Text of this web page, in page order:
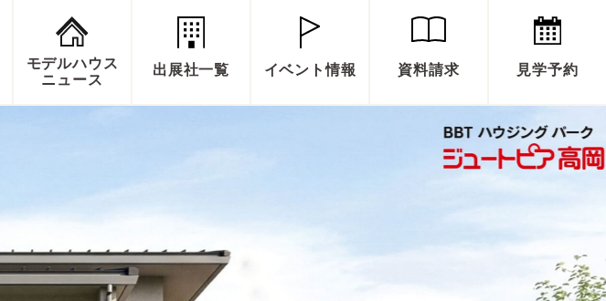
モデルハウス
ニュース
出展社一覧 イベント情報 資料請求 見学予約